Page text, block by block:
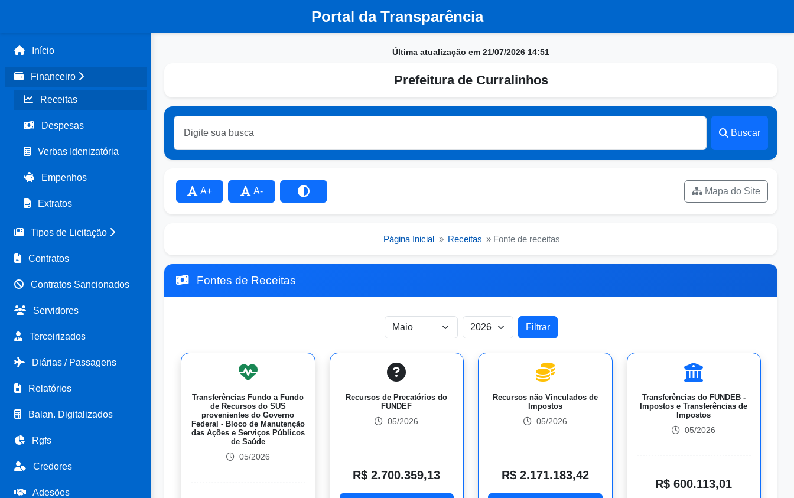
Portal da Transparência
Início
Financeiro
Receitas
Despesas
Verbas Idenizatória
Empenhos
Extratos
Tipos de Licitação
Contratos
Contratos Sancionados
Servidores
Terceirizados
Diárias / Passagens
Relatórios
Balan. Digitalizados
Rgfs
Credores
Adesões
Última atualização em 21/07/2026 14:51
Prefeitura de Curralinhos
Buscar
A+ A- Mapa do Site
Página Inicial » Receitas » Fonte de receitas
Fontes de Receitas
Transferências Fundo a Fundo
de Recursos do SUS
provenientes do Governo
Federal - Bloco de Manutenção
das Ações e Serviços Públicos
de Saúde
05/2026
Recursos de Precatórios do
FUNDEF
05/2026
R$ 2.700.359,13
Recursos não Vinculados de
Impostos
05/2026
R$ 2.171.183,42
Transferências do FUNDEB -
Impostos e Transferências de
Impostos
05/2026
R$ 600.113,01